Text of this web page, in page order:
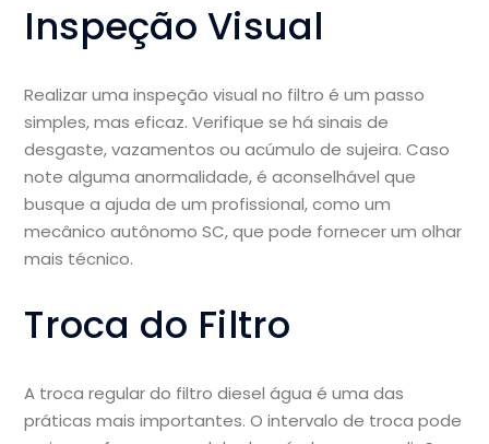
Inspeção Visual
Realizar uma inspeção visual no filtro é um passo
simples, mas eficaz. Verifique se há sinais de
desgaste, vazamentos ou acúmulo de sujeira. Caso
note alguma anormalidade, é aconselhável que
busque a ajuda de um profissional, como um
mecânico autônomo SC, que pode fornecer um olhar
mais técnico.
Troca do Filtro
A troca regular do filtro diesel água é uma das
práticas mais importantes. O intervalo de troca pode